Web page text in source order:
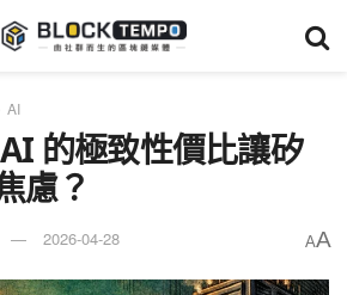
AI
的極致性價比讓矽
慮？
2026-04-28 AA